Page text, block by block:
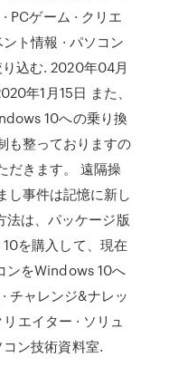
PCゲーム · クリエ
ト情報 · パソコン
込む. 2020年04月
年1月15日 また、
10への乗り換
も整っておりますの
だきます。 遠隔操
し事件は記憶に新し
法は、パッケージ版
を購入して、現在
ンをWindows 10へ
チャレンジ&ナレッ
エイター · ソリュ
コン技術資料室.